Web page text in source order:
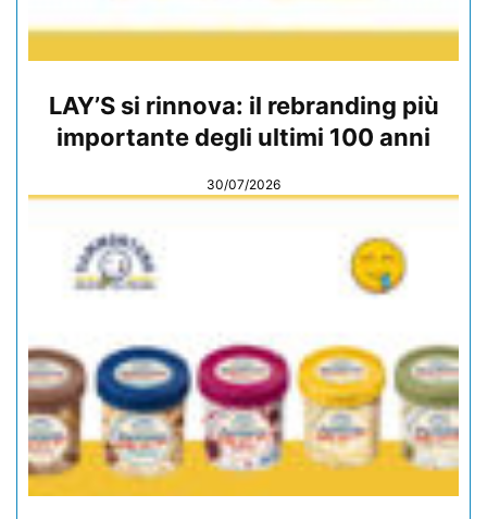
LAY’S si rinnova: il rebranding più
importante degli ultimi 100 anni
30/07/2026